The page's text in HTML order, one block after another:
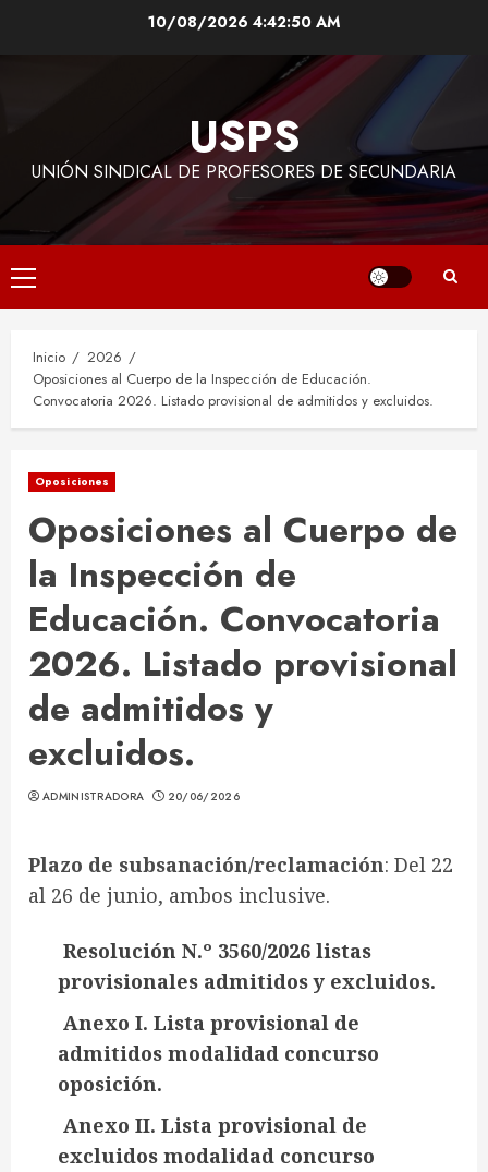
10/08/2026 4:42:50 AM
USPS
UNIÓN SINDICAL DE PROFESORES DE SECUNDARIA
Menú
principal
Inicio
2026
Oposiciones al Cuerpo de la Inspección de Educación.
Convocatoria 2026. Listado provisional de admitidos y excluidos.
Oposiciones
Oposiciones al Cuerpo de
la Inspección de
Educación. Convocatoria
2026. Listado provisional
de admitidos y
excluidos.
ADMINISTRADORA 20/06/2026
Plazo de subsanación/reclamación: Del 22
al 26 de junio, ambos inclusive.
Resolución N.º 3560/2026 listas
provisionales admitidos y excluidos.
Anexo I. Lista provisional de
admitidos modalidad concurso
oposición.
Anexo II. Lista provisional de
excluidos modalidad concurso